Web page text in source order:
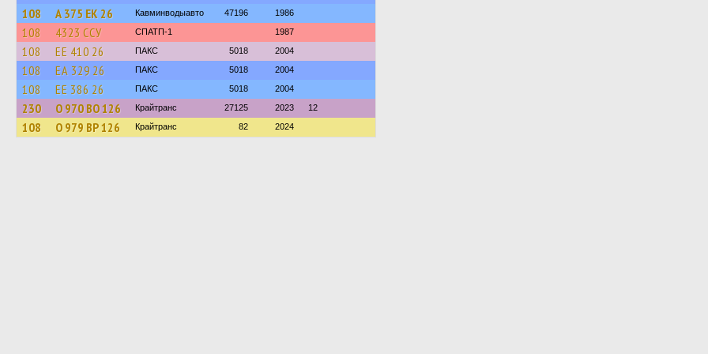
108 А 375 ЕК 26 Кавминводыавто 47196 1986
108 4323 ССУ СПАТП-1 1987
108 ЕЕ 410 26 ПАКС 5018 2004
108 ЕА 329 26 ПАКС 5018 2004
108 ЕЕ 386 26 ПАКС 5018 2004
230 О 970 ВО 126 Крайтранс 27125 2023 12
108 О 979 ВР 126 Крайтранс 82 2024